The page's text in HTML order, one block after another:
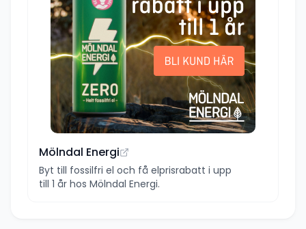
Mölndal Energi
Byt till fossilfri el och få elprisrabatt i upp
till 1 år hos Mölndal Energi.